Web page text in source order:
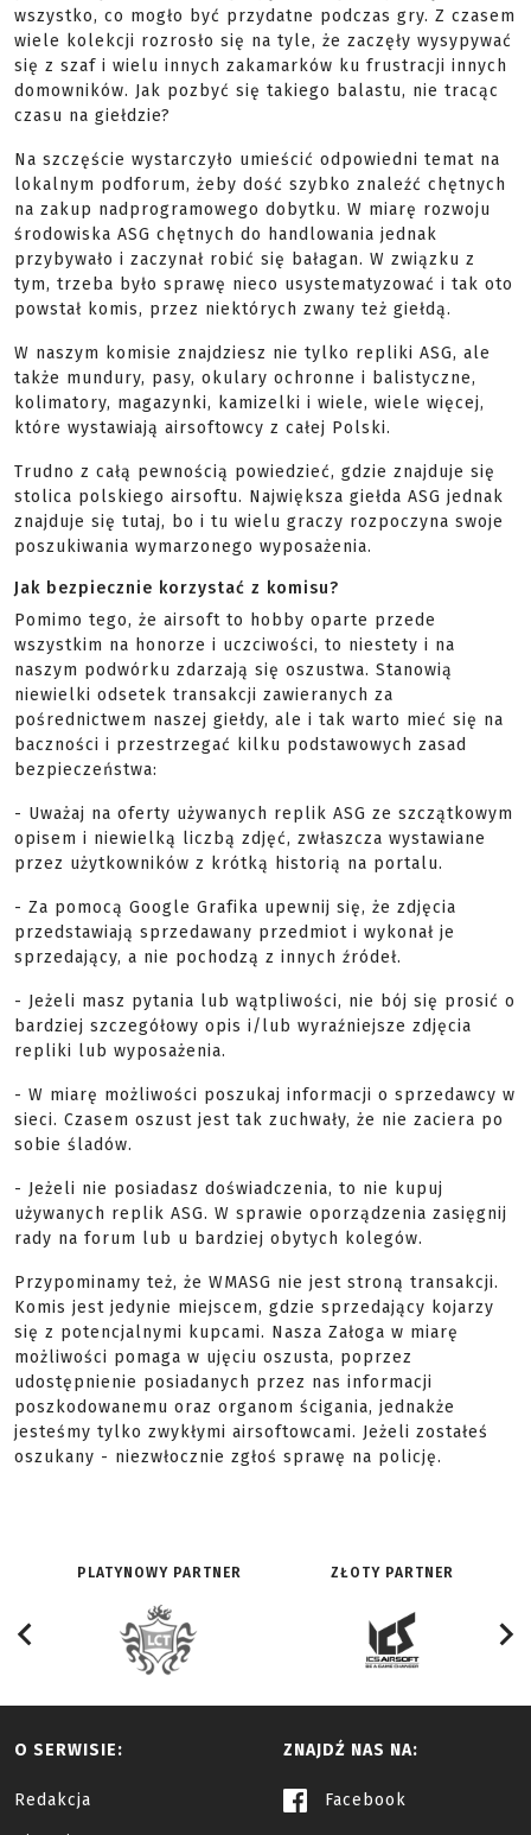
wszystko, co mogło być przydatne podczas gry. Z czasem
wiele kolekcji rozrosło się na tyle, że zaczęły wysypywać
się z szaf i wielu innych zakamarków ku frustracji innych
domowników. Jak pozbyć się takiego balastu, nie tracąc
czasu na giełdzie?
Na szczęście wystarczyło umieścić odpowiedni temat na
lokalnym podforum, żeby dość szybko znaleźć chętnych
na zakup nadprogramowego dobytku. W miarę rozwoju
środowiska ASG chętnych do handlowania jednak
przybywało i zaczynał robić się bałagan. W związku z
tym, trzeba było sprawę nieco usystematyzować i tak oto
powstał komis, przez niektórych zwany też giełdą.
W naszym komisie znajdziesz nie tylko repliki ASG, ale
także mundury, pasy, okulary ochronne i balistyczne,
kolimatory, magazynki, kamizelki i wiele, wiele więcej,
które wystawiają airsoftowcy z całej Polski.
Trudno z całą pewnością powiedzieć, gdzie znajduje się
stolica polskiego airsoftu. Największa giełda ASG jednak
znajduje się tutaj, bo i tu wielu graczy rozpoczyna swoje
poszukiwania wymarzonego wyposażenia.
Jak bezpiecznie korzystać z komisu?
Pomimo tego, że airsoft to hobby oparte przede
wszystkim na honorze i uczciwości, to niestety i na
naszym podwórku zdarzają się oszustwa. Stanowią
niewielki odsetek transakcji zawieranych za
pośrednictwem naszej giełdy, ale i tak warto mieć się na
baczności i przestrzegać kilku podstawowych zasad
bezpieczeństwa:
- Uważaj na oferty używanych replik ASG ze szczątkowym
opisem i niewielką liczbą zdjęć, zwłaszcza wystawiane
przez użytkowników z krótką historią na portalu.
- Za pomocą Google Grafika upewnij się, że zdjęcia
przedstawiają sprzedawany przedmiot i wykonał je
sprzedający, a nie pochodzą z innych źródeł.
- Jeżeli masz pytania lub wątpliwości, nie bój się prosić o
bardziej szczegółowy opis i/lub wyraźniejsze zdjęcia
repliki lub wyposażenia.
- W miarę możliwości poszukaj informacji o sprzedawcy w
sieci. Czasem oszust jest tak zuchwały, że nie zaciera po
sobie śladów.
- Jeżeli nie posiadasz doświadczenia, to nie kupuj
używanych replik ASG. W sprawie oporządzenia zasięgnij
rady na forum lub u bardziej obytych kolegów.
Przypominamy też, że WMASG nie jest stroną transakcji.
Komis jest jedynie miejscem, gdzie sprzedający kojarzy
się z potencjalnymi kupcami. Nasza Załoga w miarę
możliwości pomaga w ujęciu oszusta, poprzez
udostępnienie posiadanych przez nas informacji
poszkodowanemu oraz organom ścigania, jednakże
jesteśmy tylko zwykłymi airsoftowcami. Jeżeli zostałeś
oszukany - niezwłocznie zgłoś sprawę na policję.
PLATYNOWY PARTNER ZŁOTY PARTNER
O SERWISIE:
Redakcja
ZNAJDŹ NAS NA:
Facebook